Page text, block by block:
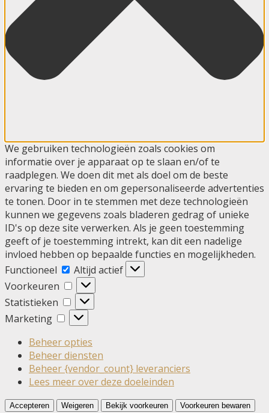
We gebruiken technologieën zoals cookies om
informatie over je apparaat op te slaan en/of te
raadplegen. We doen dit met als doel om de beste
ervaring te bieden en om gepersonaliseerde advertenties
te tonen. Door in te stemmen met deze technologieën
kunnen we gegevens zoals bladeren gedrag of unieke
ID's op deze site verwerken. Als je geen toestemming
geeft of je toestemming intrekt, kan dit een nadelige
invloed hebben op bepaalde functies en mogelijkheden.
Functioneel
Functioneel
Altijd actief
Voorkeuren
Voorkeuren
Statistieken
Statistieken
Marketing
Marketing
Beheer opties
Beheer diensten
Beheer {vendor_count} leveranciers
Lees meer over deze doeleinden
Accepteren Weigeren Bekijk voorkeuren Voorkeuren bewaren